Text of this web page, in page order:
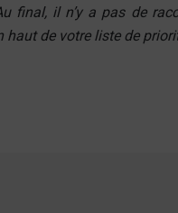
final, il n’y a pas de
haut de votre liste de